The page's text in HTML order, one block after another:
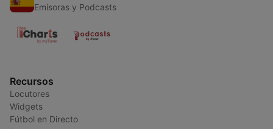
Emisoras y Podcasts
Recursos
Locutores
Widgets
Fútbol en Directo